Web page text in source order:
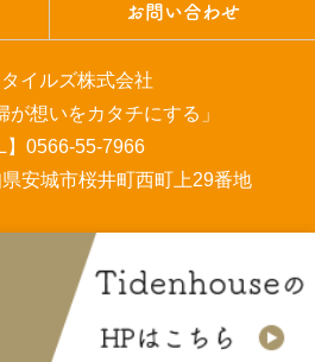
お問い合わせ
イルズ株式会社
が想いをカタチにする」
】0566-55-7966
安城市桜井町西町上29番地
ルズ株式会社 All rights reserved.